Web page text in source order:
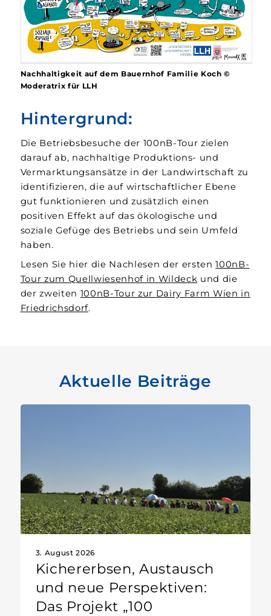
Nachhaltigkeit auf dem Bauernhof Familie Koch ©
Moderatrix für LLH
Hintergrund:
Die Betriebsbesuche der 100nB-Tour zielen
darauf ab, nachhaltige Produktions- und
Vermarktungsansätze in der Landwirtschaft zu
identifizieren, die auf wirtschaftlicher Ebene
gut funktionieren und zusätzlich einen
positiven Effekt auf das ökologische und
soziale Gefüge des Betriebs und sein Umfeld
haben.
Lesen Sie hier die Nachlesen der ersten100nB-
Tour zum Quellwiesenhof in Wildeck und die
der zweiten 100nB-Tour zur Dairy Farm Wien in
Friedrichsdorf.
Aktuelle Beiträge
3. August 2026
Kichererbsen, Austausch
und neue Perspektiven:
Das Projekt „100